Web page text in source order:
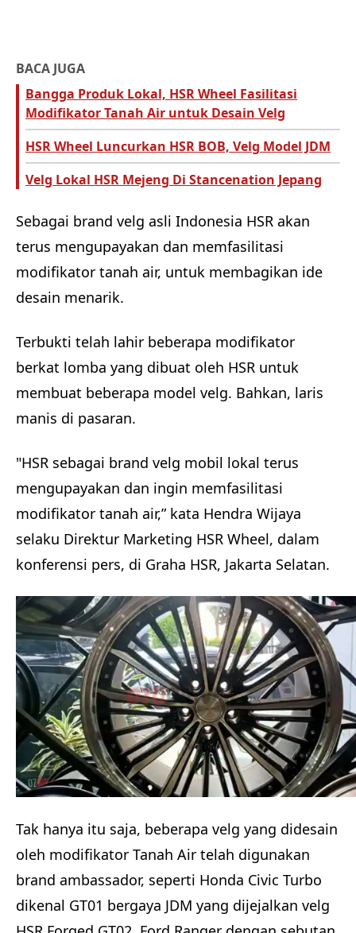
BACA JUGA
Bangga Produk Lokal, HSR Wheel Fasilitasi
Modifikator Tanah Air untuk Desain Velg
HSR Wheel Luncurkan HSR BOB, Velg Model JDM
Velg Lokal HSR Mejeng Di Stancenation Jepang
Sebagai brand velg asli Indonesia HSR akan
terus mengupayakan dan memfasilitasi
modifikator tanah air, untuk membagikan ide
desain menarik.
Terbukti telah lahir beberapa modifikator
berkat lomba yang dibuat oleh HSR untuk
membuat beberapa model velg. Bahkan, laris
manis di pasaran.
"HSR sebagai brand velg mobil lokal terus
mengupayakan dan ingin memfasilitasi
modifikator tanah air,” kata Hendra Wijaya
selaku Direktur Marketing HSR Wheel, dalam
konferensi pers, di Graha HSR, Jakarta Selatan.
Tak hanya itu saja, beberapa velg yang didesain
oleh modifikator Tanah Air telah digunakan
brand ambassador, seperti Honda Civic Turbo
dikenal GT01 bergaya JDM yang dijejalkan velg